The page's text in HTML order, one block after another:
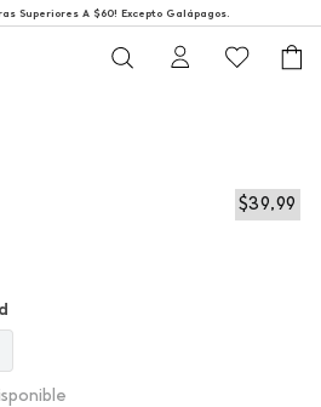
Superiores A $60! Excepto Galápagos.
$39,99